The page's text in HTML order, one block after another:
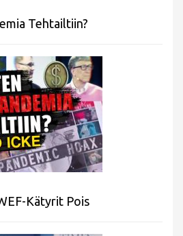
Tehtailtiin?
Kätyrit Pois